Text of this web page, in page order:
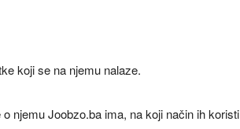
koji se na njemu nalaze.
njemu Joobzo.ba ima, na koji način ih koristi